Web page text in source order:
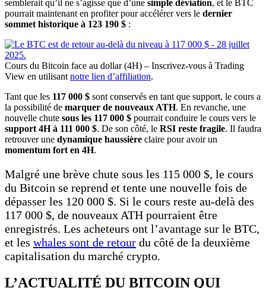
semblerait qu’il ne s’agisse que d’une simple déviation, et le BTC
pourrait maintenant en profiter pour accélérer vers le dernier
sommet historique à 123 190 $ :
Cours du Bitcoin face au dollar (4H) – Inscrivez-vous à Trading
View en utilisant notre lien d’affiliation.
Tant que les 117 000 $ sont conservés en tant que support, le cours a
la possibilité de marquer de nouveaux ATH. En revanche, une
nouvelle chute sous les 117 000 $ pourrait conduire le cours vers le
support 4H à 111 000 $. De son côté, le RSI reste fragile. Il faudra
retrouver une dynamique haussière claire pour avoir un
momentum fort en 4H.
Malgré une brève chute sous les 115 000 $, le cours
du Bitcoin se reprend et tente une nouvelle fois de
dépasser les 120 000 $. Si le cours reste au-delà des
117 000 $, de nouveaux ATH pourraient être
enregistrés. Les acheteurs ont l’avantage sur le BTC,
et les whales sont de retour du côté de la deuxième
capitalisation du marché crypto.
L’ACTUALITÉ DU BITCOIN QUI